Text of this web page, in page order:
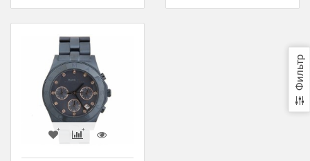
Фильтр